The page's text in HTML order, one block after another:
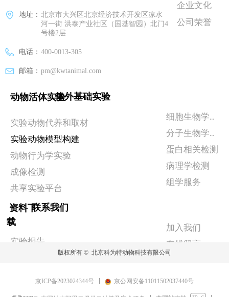
地址： 北京市大兴区北京经济技术开发区凉水
河一街 洪泰产业社区（国基智园）北门4
号楼2层
电话： 400-0013-305
邮箱： pm@kwtanimal.com
体外基础实验
细胞生物学实验
分子生物学检测
蛋白相关检测
病理学检测
组学服务
实验报告
联系我们
加入我们
在线留言
企业文化
公司荣誉
实验动物代养和取材
实验动物模型构建
动物行为学实验
成像检测
共享实验平台
动物活体实验
资料下
载
版权所有 © 北京科为特动物科技有限公司
京ICP备2023024344号 京公网安备11011502037440号